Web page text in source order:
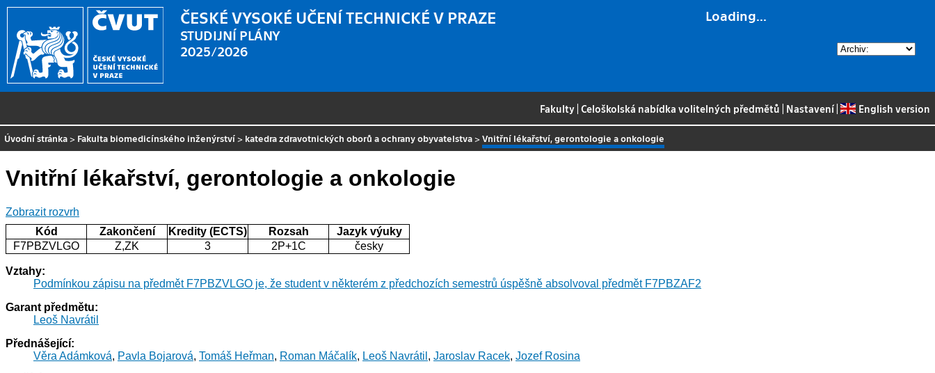
Loading...
ČESKÉ VYSOKÉ UČENÍ TECHNICKÉ V PRAZE
STUDIJNÍ PLÁNY
2025/2026
Fakulty |Celoškolská nabídka volitelných předmětů Nastavení| English version
Úvodní stránka > Fakulta biomedicínského inženýrství > katedra zdravotnických oborů a ochrany obyvatelstva >Vnitřní lékařství, gerontologie a onkologie
Vnitřní lékařství, gerontologie a onkologie
Zobrazit rozvrh
Kód
Zakončení Kredity (ECTS) Rozsah
Jazyk výuky
F7PBZVLGO
Z,ZK 3 2P+1C česky
Vztahy:
Podmínkou zápisu na předmět F7PBZVLGO je, že student v některém z předchozích semestrů úspěšně absolvoval předmět F7PBZAF2
Garant předmětu:
Leoš Navrátil
Přednášející:
Věra Adámková, Pavla Bojarová, Tomáš Heřman, Roman Máčalík, Leoš Navrátil , Jaroslav Racek, Jozef Rosina